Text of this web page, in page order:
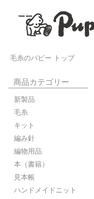
毛糸のパピー トップ
商品カテゴリー
新製品
毛糸
キット
編み針
編物用品
本（書籍）
見本帳
ハンドメイドニット